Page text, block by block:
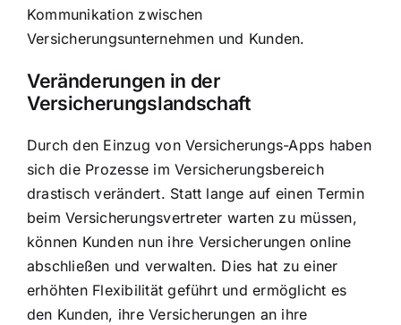
Kommunikation zwischen
Versicherungsunternehmen und Kunden.
Veränderungen in der
Versicherungslandschaft
Durch den Einzug von Versicherungs-Apps haben
sich die Prozesse im Versicherungsbereich
drastisch verändert. Statt lange auf einen Termin
beim Versicherungsvertreter warten zu müssen,
können Kunden nun ihre Versicherungen online
abschließen und verwalten. Dies hat zu einer
erhöhten Flexibilität geführt und ermöglicht es
den Kunden, ihre Versicherungen an ihre